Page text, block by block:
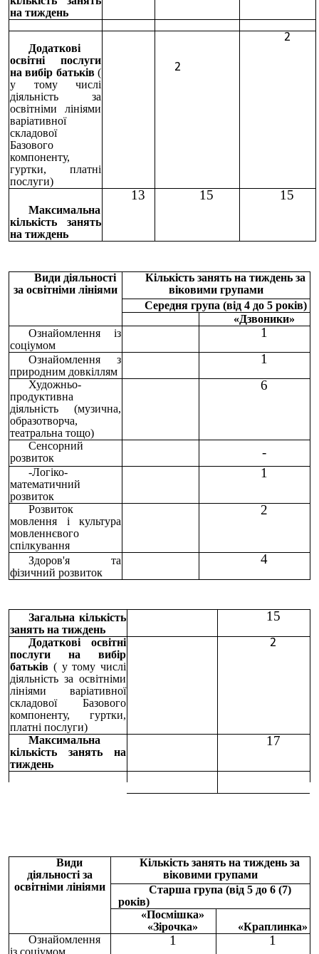
на тиждень
Додаткові
освітні послуги
на вибір батьків(
у тому числі
діяльність за
освітніми лініями
варіативної
складової
Базового
компоненту,
гуртки, платні
послуги)
2
2
Максимальна
кількість занять
на тиждень
13 15 15
Види діяльності
за освітніми лініями
Кількість занять на тиждень за
віковими групами
Середня група (від 4 до 5 років)
«Дзвоники»
Ознайомлення із
соціумом
1
Ознайомлення з
природним довкіллям
1
Художньо-
продуктивна
діяльність (музична,
образотворча,
театральна тощо)
6
Сенсорний
розвиток
-
-Логіко-
математичний
розвиток
1
Розвиток
мовлення і культура
мовленнєвого
спілкування
2
Здоров'я та
фізичний розвиток
4
Загальна кількість
занять на тиждень
15
Додаткові освітні
послуги на вибір
батьків ( у тому числі
діяльність за освітніми
лініями варіативної
складової Базового
компоненту, гуртки,
платні послуги)
2
Максимальна
кількість занять на
тиждень
17
Види
діяльності за
освітніми лініями
Кількість занять на тиждень за
віковими групами
Старша група (від 5 до 6 (7)
років)
«Посмішка»
«Зірочка»
«Краплинка»
Ознайомлення
із соціумом
1 1